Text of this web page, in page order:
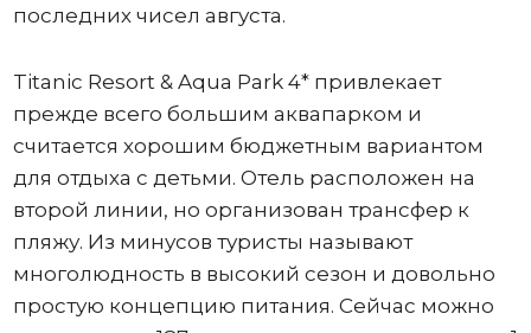
последних чисел августа.
Titanic Resort & Aqua Park 4* привлекает
прежде всего большим аквапарком и
считается хорошим бюджетным вариантом
для отдыха с детьми. Отель расположен на
второй линии, но организован трансфер к
пляжу. Из минусов туристы называют
многолюдность в высокий сезон и довольно
простую концепцию питания. Сейчас можно